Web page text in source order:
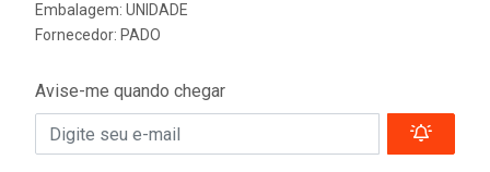
Embalagem: UNIDADE
Fornecedor: PADO
Avise-me quando chegar